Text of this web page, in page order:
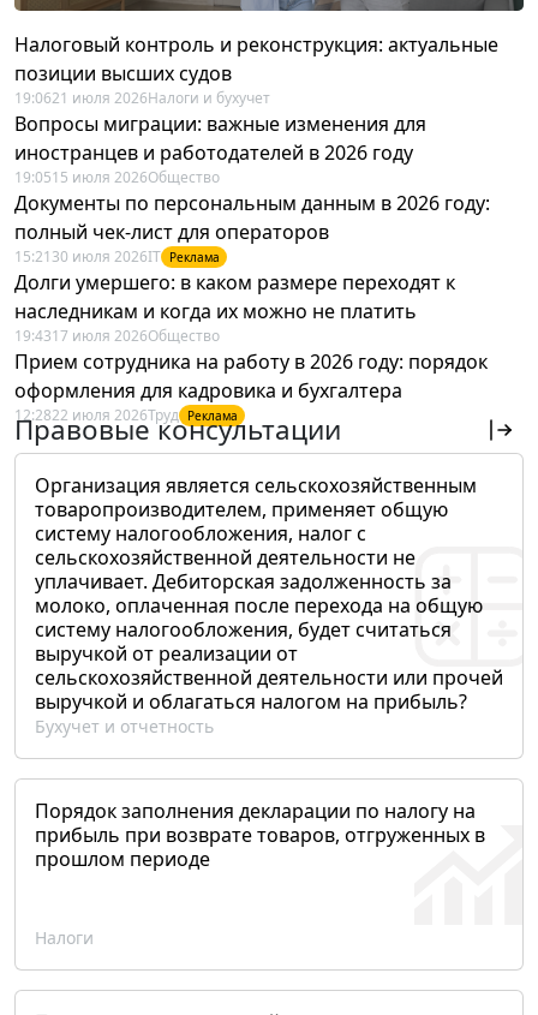
Налоговый контроль и реконструкция: актуальные
позиции высших судов
19:0621 июля 2026Налоги и бухучет
Вопросы миграции: важные изменения для
иностранцев и работодателей в 2026 году
19:0515 июля 2026Общество
Документы по персональным данным в 2026 году:
полный чек-лист для операторов
15:21 30 июля 2026IT Реклама
Долги умершего: в каком размере переходят к
наследникам и когда их можно не платить
19:4317 июля 2026Общество
Прием сотрудника на работу в 2026 году: порядок
оформления для кадровика и бухгалтера
12:2822 июля 2026Труд Реклама
Правовые консультации
Организация является сельскохозяйственным
товаропроизводителем, применяет общую
систему налогообложения, налог с
сельскохозяйственной деятельности не
уплачивает. Дебиторская задолженность за
молоко, оплаченная после перехода на общую
систему налогообложения, будет считаться
выручкой от реализации от
сельскохозяйственной деятельности или прочей
выручкой и облагаться налогом на прибыль?
Бухучет и отчетность
Порядок заполнения декларации по налогу на
прибыль при возврате товаров, отгруженных в
прошлом периоде
Налоги